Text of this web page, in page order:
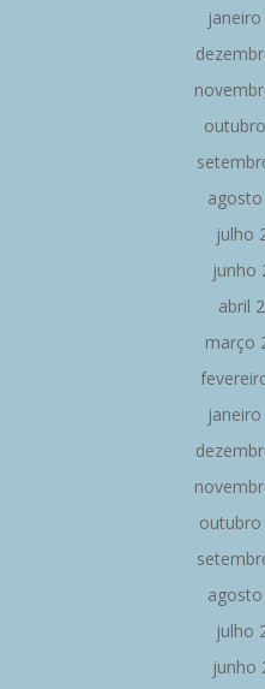
janeiro
julho
junho
abril
março
outubro
julho
junho